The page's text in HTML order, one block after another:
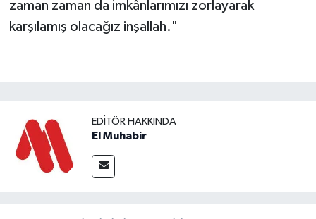
zaman zaman da imkânlarımızı zorlayarak
karşılamış olacağız inşallah."
EDITÖR HAKKINDA
El Muhabir